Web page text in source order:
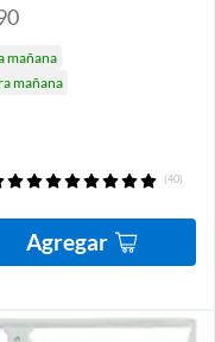
mañana
mañana
(40)
Agregar